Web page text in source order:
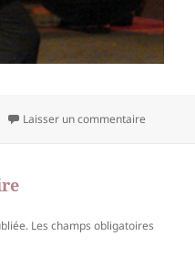
Laisser un commentaire
Les champs obligatoires